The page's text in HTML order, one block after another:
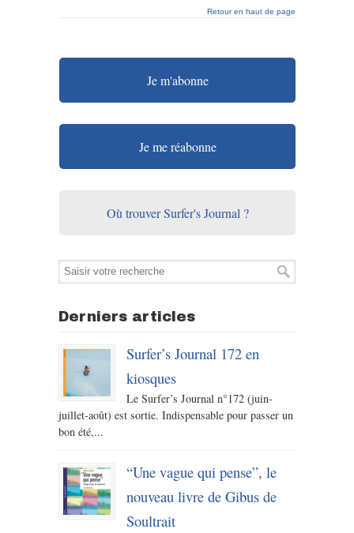
Retour en haut de page
Je m'abonne
Je me réabonne
Où trouver Surfer's Journal ?
Derniers articles
Surfer’s Journal 172 en
kiosques
Le Surfer’s Journal n°172 (juin-
juillet-août) est sortie. Indispensable pour passer un
bon été,...
“Une vague qui pense”, le
nouveau livre de Gibus de
Soultrait